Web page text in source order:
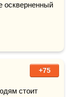
оскверненный
+75
стоит